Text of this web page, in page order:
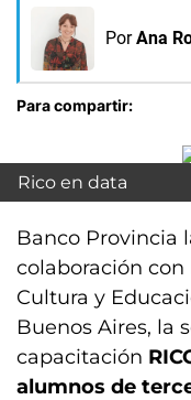
Por Ana
Para compartir:
Rico en data
Banco Provincia
colaboración con
Cultura y
Buenos Aires, la
capacitación
alumnos de